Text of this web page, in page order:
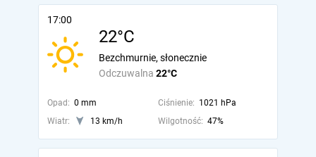
17:00
22°C
Odczuwalna 22°C
Bezchmurnie, słonecznie
Opad: 0 mm Ciśnienie: 1021 hPa
Wiatr:
13 km/h Wilgotność: 47%